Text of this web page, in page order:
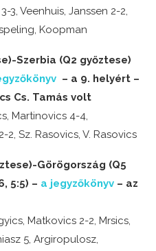
3, Veenhuis, Janssen 2-2,
Koopman
Szerbia (Q2 győztese)
– a 9. helyért –
Cs. Tamás volt
Martinovics 4-4,
Sz. Rasovics, V. Rasovics
Görögország (Q5
5:5) – a jegyzőkönyv – az
Matkovics 2-2, Mrsics,
5, Argiropulosz,